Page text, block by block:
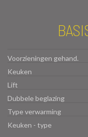
Voorzieningen gehand.
Keuken
Lift
Dubbele beglazing
Type verwarming
Keuken - type